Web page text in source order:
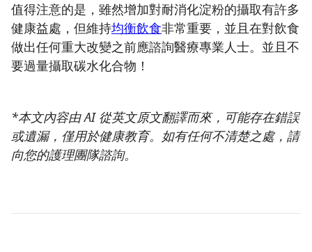
值得注意的是，雖然增加對耐消化淀粉的攝取有許多
健康益處，但維持均衡飲食非常重要，並且在對飲食
做出任何重大改變之前應諮詢醫療專業人士。並且不
要過量攝取碳水化合物！
*本文內容由 AI 從英文原文翻譯而來，可能存在錯誤
或遺漏，僅用於健康教育。如有任何不清楚之處，請
向您的護理團隊諮詢。